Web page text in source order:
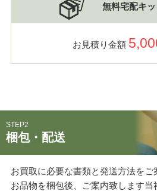
無料宅配キッ
お見積り金額
STEP2
梱包・配送
お買取に必要な書類と発送方法をご
お品物を梱包後、ご案内致します